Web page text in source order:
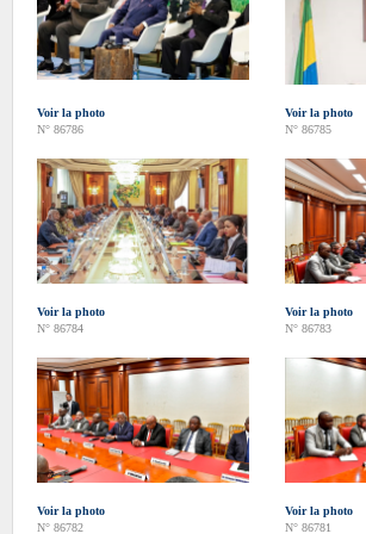
Voir la photo
N° 86786
Voir la photo
N° 86785
Voir la photo
N° 86784
Voir la photo
N° 86783
Voir la photo
N° 86782
Voir la photo
N° 86781